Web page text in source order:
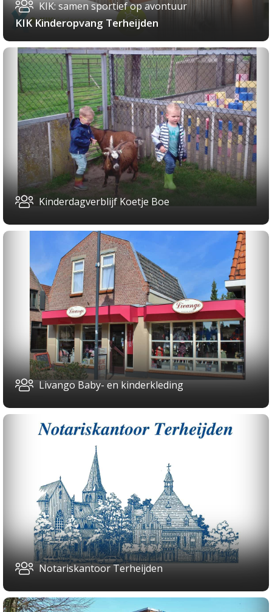
KIK: samen sportief op avontuur
KIK Kinderopvang Terheijden
Kinderdagverblijf Koetje Boe
Livango Baby- en kinderkleding
Notariskantoor Terheijden